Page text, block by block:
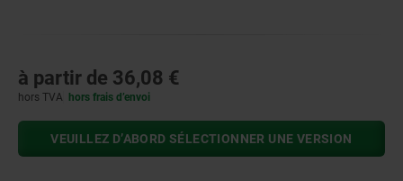
à partir de 36,08 €
hors TVA hors frais d’envoi
VEUILLEZ D’ABORD SÉLECTIONNER UNE VERSION